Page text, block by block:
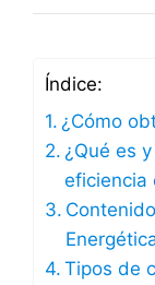
Índice:
¿Cómo
¿Qué es
eficiencia
Tipos de